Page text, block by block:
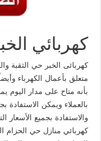
كهربائي
كهربائى الخبر حي الثقبة
متعلق بأعمال الكهرباء
بأنه متاح على مدار
بالعملاء ويمكن
والاستفادة بجميع الأسعار
كهربائي منازل حي الحزام